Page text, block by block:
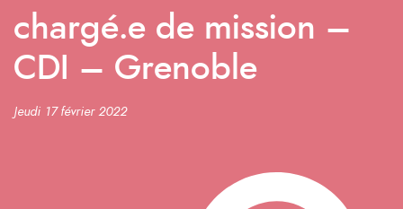
chargé.e de mission –
CDI – Grenoble
Jeudi 17 février 2022